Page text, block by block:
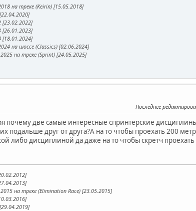
на треке (Keirin) [15.05.2018]
[23.02.2022]
[26.01.2023]
[18.01.2024]
на шоссе (Classics) [02.06.2024]
на треке (Sprint) [24.05.2025]
Последнее
почему две самые интересные спринтерские
подальше друг от друга?А на то чтобы проехать 200
либо дисциплиной да даже на то чтобы скретч
на треке (Elimination Race) [23.05.2015]